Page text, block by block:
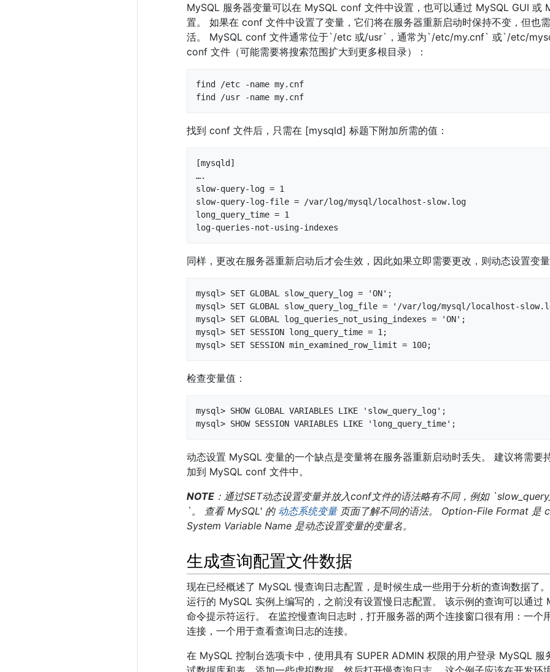
MySQL 服务器变量可以在 MySQL conf 文件中设置，也可以通过 MySQL GUI 或
置。 如果在 conf 文件中设置了变量，它们将在服务器重新启动时保持不变，但也
活。 MySQL conf 文件通常位于`/etc 或/usr`，通常为`/etc/my.cnf` 或`/etc/
conf 文件（可能需要将搜索范围扩大到更多根目录）：
find /etc -name my.cnf
find /usr -name my.cnf
找到 conf 文件后，只需在 [mysqld] 标题下附加所需的值：
[mysqld]
….
slow-query-log = 1
slow-query-log-file = /var/log/mysql/localhost-slow.log
long_query_time = 1
log-queries-not-using-indexes
同样，更改在服务器重新启动后才会生效，因此如果立即需要更改，则动态设置变量
mysql> SET GLOBAL slow_query_log = 'ON';
mysql> SET GLOBAL slow_query_log_file = '/var/log/mysql/localhost-
mysql> SET GLOBAL log_queries_not_using_indexes = 'ON';
mysql> SET SESSION long_query_time = 1;
mysql> SET SESSION min_examined_row_limit = 100;
检查变量值：
mysql> SHOW GLOBAL VARIABLES LIKE 'slow_query_log';
mysql> SHOW SESSION VARIABLES LIKE 'long_query_time';
动态设置 MySQL 变量的一个缺点是变量将在服务器重新启动时丢失。 建议将需要
加到 MySQL conf 文件中。
NOTE ：通过SET动态设置变量并放入conf文件的语法略有不同，例如
`。 查看 MySQL' 的 动态系统变量页面了解不同的语法。 Option-File Format 是
System Variable Name 是动态设置变量的变量名。
生成查询配置文件数据
现在已经概述了 MySQL 慢查询日志配置，是时候生成一些用于分析的查询数据了
运行的 MySQL 实例上编写的，之前没有设置慢日志配置。 该示例的查询可以通过
命令提示符运行。 在监控慢查询日志时，打开服务器的两个连接窗口很有用：一个
连接，一个用于查看查询日志的连接。
在 MySQL 控制台选项卡中，使用具有 SUPER ADMIN 权限的用户登录 MySQL 服